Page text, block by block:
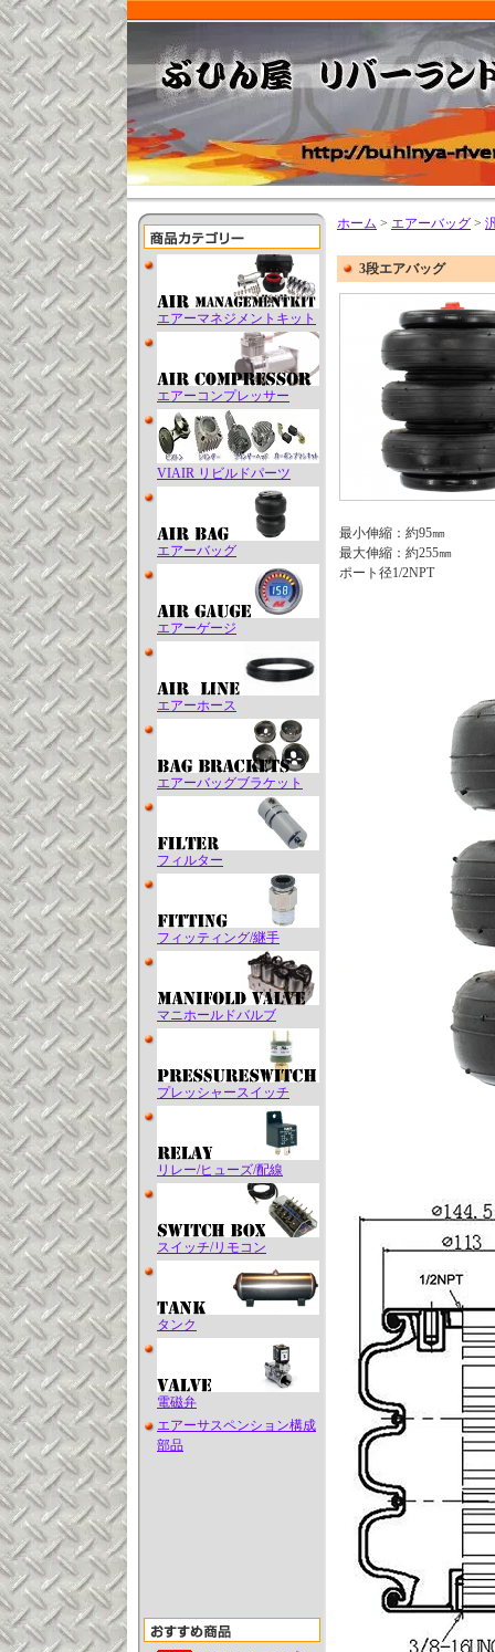
エアーマネジメントキット
エアーコンプレッサー
VIAIR リビルドパーツ
エアーバッグ
エアーゲージ
エアーホース
エアーバッグブラケット
フィルター
フィッティング/継手
マニホールドバルブ
プレッシャースイッチ
リレー/ヒューズ/配線
スイッチ/リモコン
タンク
電磁弁
エアーサスペンション構成
部品
ホーム > エアーバッグ >
3段エアバッグ
最小伸縮：約95㎜
最大伸縮：約255㎜
ポート径1/2NPT